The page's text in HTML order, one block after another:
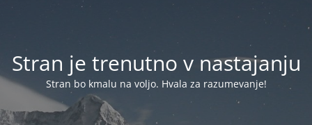
Stran je trenutno v nastajanju
Stran bo kmalu na voljo. Hvala za razumevanje!